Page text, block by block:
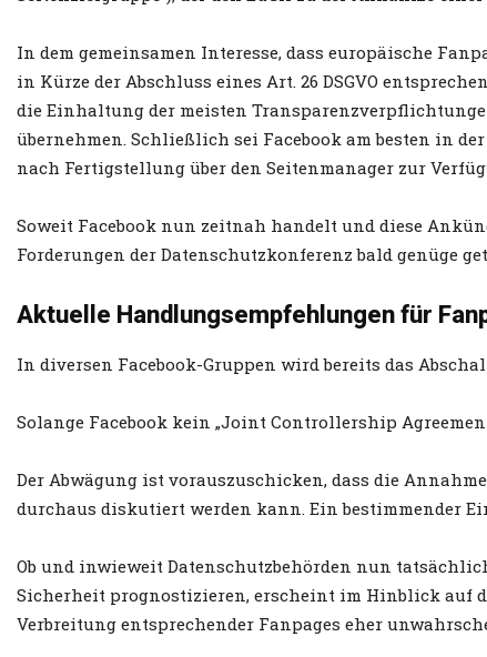
In dem gemeinsamen Interesse, dass europäische
in Kürze der Abschluss eines Art. 26 DSGVO
die Einhaltung der meisten
übernehmen. Schließlich sei Facebook am besten in
nach Fertigstellung über den Seitenmanager zur
Soweit Facebook nun zeitnah handelt und diese
Forderungen der Datenschutzkonferenz bald genüge
Aktuelle Handlungsempfehlungen für
In diversen Facebook-Gruppen wird bereits das
Solange Facebook kein „Joint Controllership
Der Abwägung ist vorauszuschicken, dass die
durchaus diskutiert werden kann. Ein bestimmender
Ob und inwieweit Datenschutzbehörden nun
Sicherheit prognostizieren, erscheint im Hinblick auf
Verbreitung entsprechender Fanpages eher